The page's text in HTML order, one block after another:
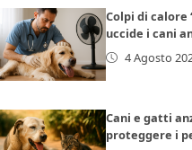
Colpi di calore
uccide i cani
4 Agosto
Cani e gatti
proteggere i